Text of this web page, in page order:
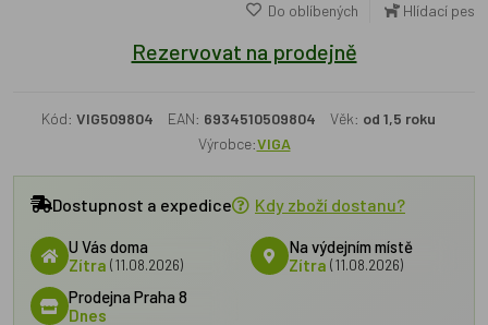
Do oblíbených Hlídací pes
Rezervovat na prodejně
Kód: VIG509804 EAN: 6934510509804 Věk: od 1,5 roku
Výrobce:VIGA
Dostupnost a expedice Kdy zboží dostanu?
U Vás doma
Zítra (11.08.2026)
Na výdejním místě
Zítra (11.08.2026)
Prodejna Praha 8
Dnes